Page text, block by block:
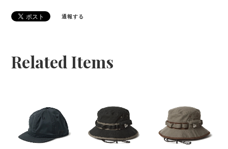
通報する
Related Items